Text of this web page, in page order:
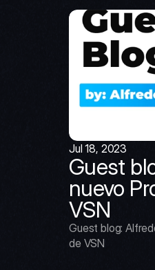
Jul 18, 2023
Guest
nuevo
VSN
Guest blog:
de VSN